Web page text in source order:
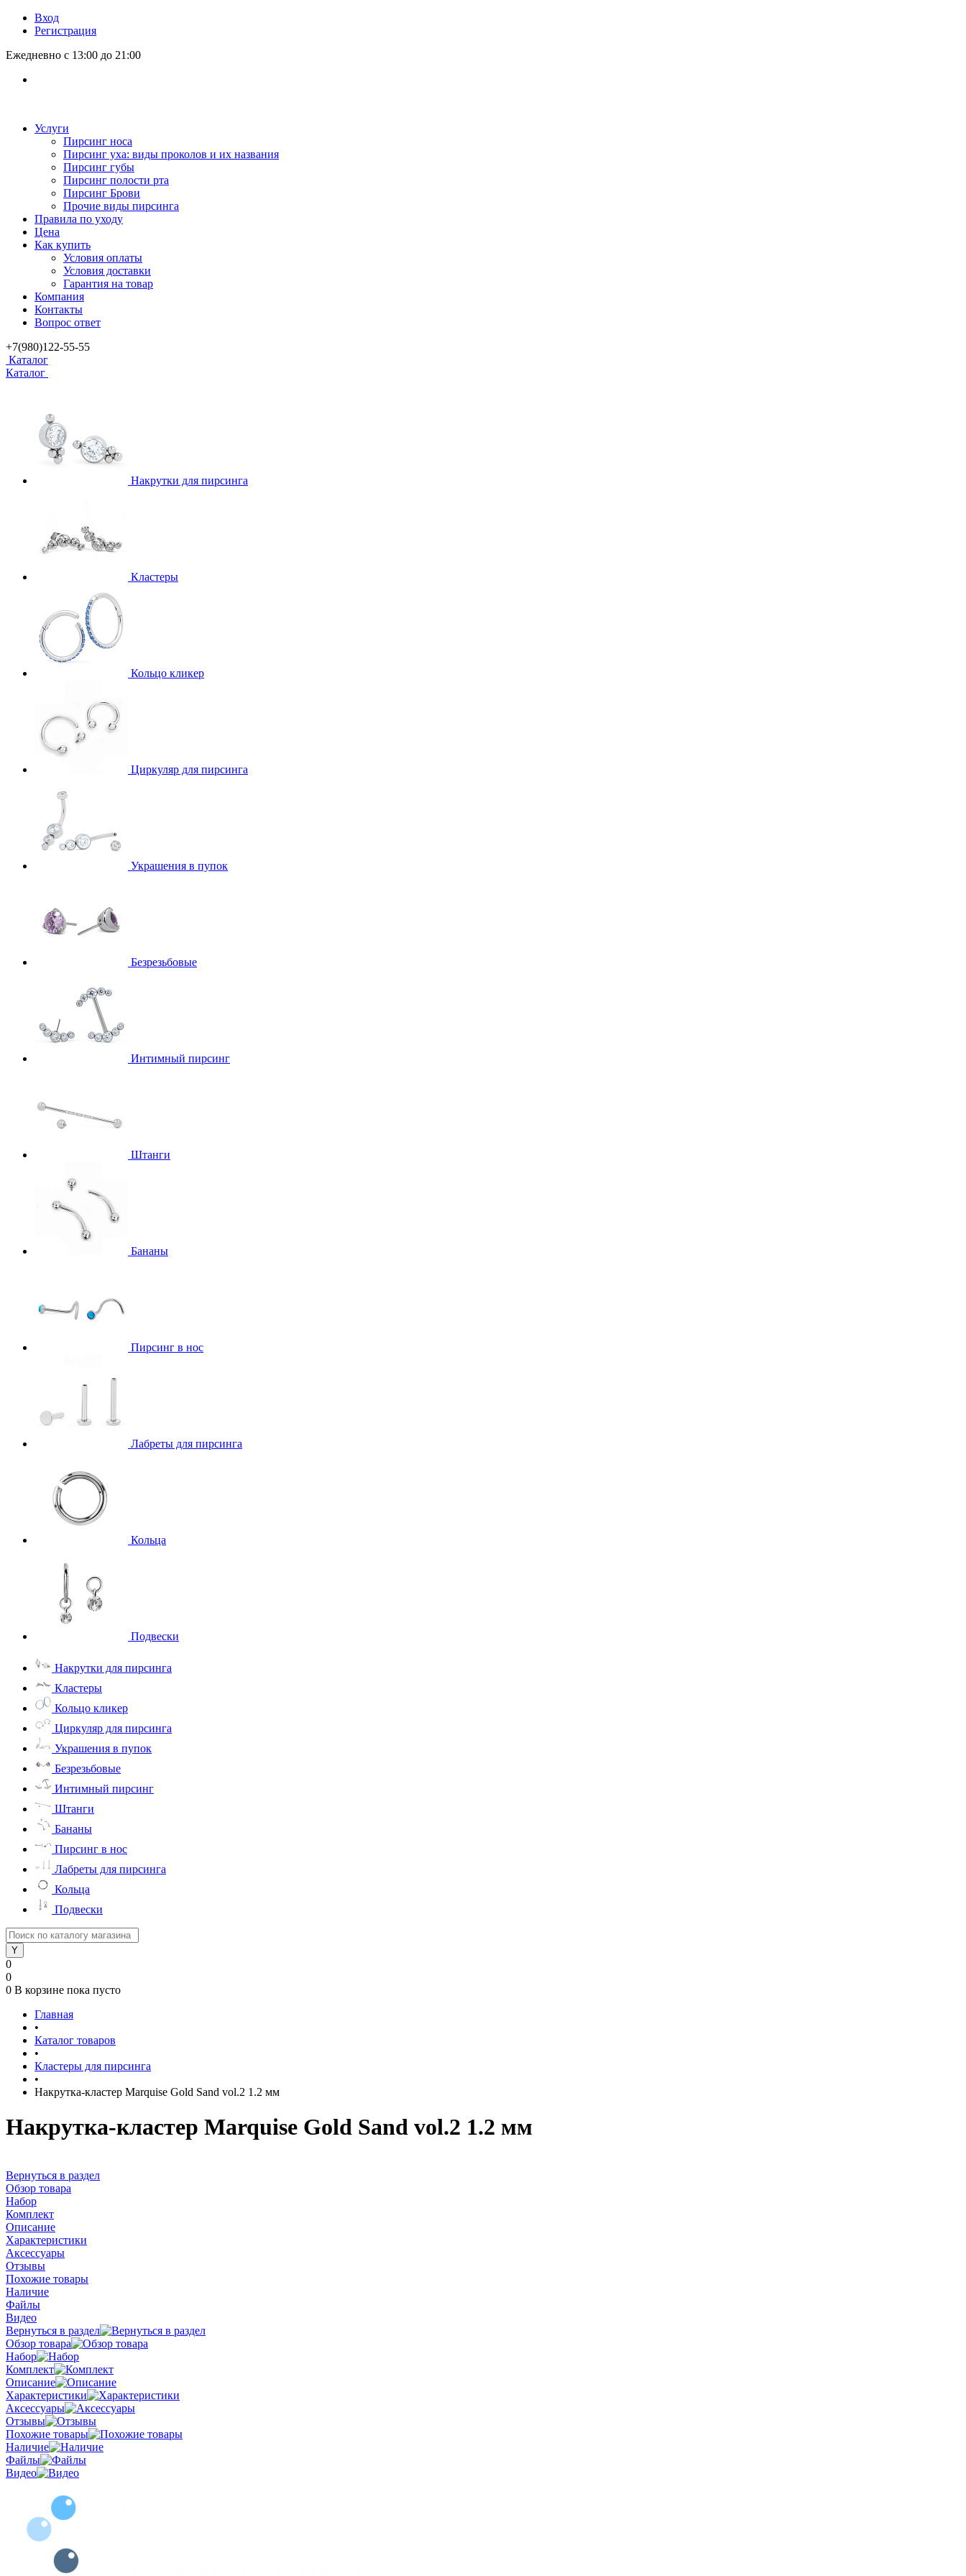
Вход
Регистрация
Ежедневно с 13:00 до 21:00
Услуги
Пирсинг носа
Пирсинг уха: виды проколов и их названия
Пирсинг губы
Пирсинг полости рта
Пирсинг Брови
Прочие виды пирсинга
Правила по уходу
Цена
Как купить
Условия оплаты
Условия доставки
Гарантия на товар
Компания
Контакты
Вопрос ответ
+7(980)122-55-55
Каталог
Каталог
Накрутки для пирсинга
Кластеры
Кольцо кликер
Циркуляр для пирсинга
Украшения в пупок
Безрезьбовые
Интимный пирсинг
Штанги
Бананы
Пирсинг в нос
Лабреты для пирсинга
Кольца
Подвески
Накрутки для пирсинга
Кластеры
Кольцо кликер
Циркуляр для пирсинга
Украшения в пупок
Безрезьбовые
Интимный пирсинг
Штанги
Бананы
Пирсинг в нос
Лабреты для пирсинга
Кольца
Подвески
0
0
0 В корзине пока пусто
Главная
•
Каталог товаров
•
Кластеры для пирсинга
•
Накрутка-кластер Marquise Gold Sand vol.2 1.2 мм
Накрутка-кластер Marquise Gold Sand vol.2 1.2 мм
Вернуться в раздел
Обзор товара
Набор
Комплект
Описание
Характеристики
Аксессуары
Отзывы
Похожие товары
Наличие
Файлы
Видео
Вернуться в раздел
Обзор товара
Набор
Комплект
Описание
Характеристики
Аксессуары
Отзывы
Похожие товары
Наличие
Файлы
Видео